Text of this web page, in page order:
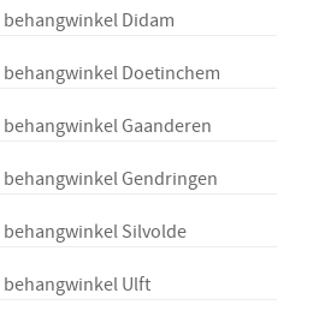
Didam
Doetinchem
Gaanderen
Gendringen
Silvolde
Ulft